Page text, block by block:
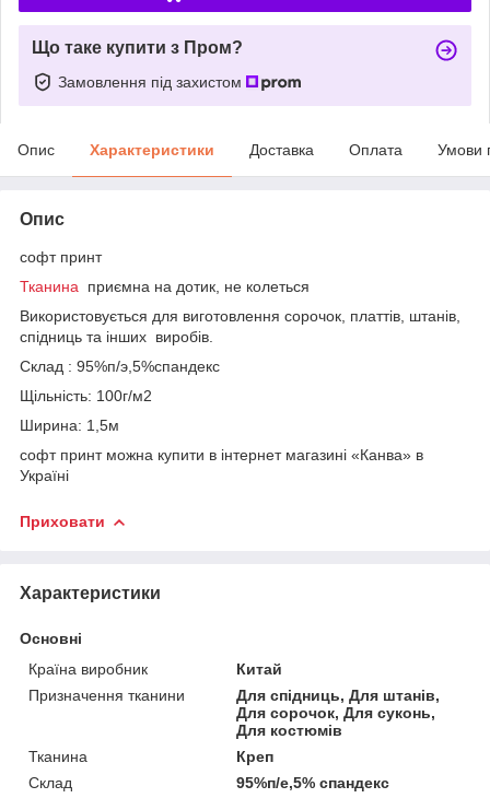
Що таке купити з Пром?
Замовлення під захистом
Опис Характеристики Доставка Оплата Умови
Опис
софт принт
Тканина приємна на дотик, не колеться
Використовується для виготовлення сорочок, платтів, штанів,
спідниць та інших виробів.
Склад : 95%п/э,5%спандекс
Щільність: 100г/м2
Ширина: 1,5м
софт принт можна купити в інтернет магазині «Канва» в
Україні
Приховати
Характеристики
Основні
Країна виробник
Китай
Призначення тканини
Для спідниць, Для штанів,
Для сорочок, Для суконь,
Для костюмів
Тканина
Креп
Склад
95%п/е,5% спандекс